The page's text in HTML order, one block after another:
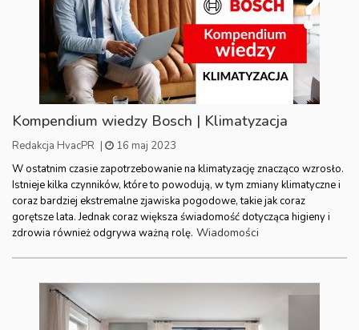
Kompendium wiedzy Bosch | Klimatyzacja
Redakcja HvacPR |
16 maj 2023
W ostatnim czasie zapotrzebowanie na klimatyzację znacząco wzrosło.
Istnieje kilka czynników, które to powodują, w tym zmiany klimatyczne i
coraz bardziej ekstremalne zjawiska pogodowe, takie jak coraz
gorętsze lata. Jednak coraz większa świadomość dotycząca higieny i
zdrowia również odgrywa ważną rolę. Wiadomości